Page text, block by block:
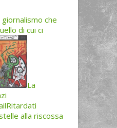
giornalismo che
di cui ci
La
Ritardati
alla riscossa